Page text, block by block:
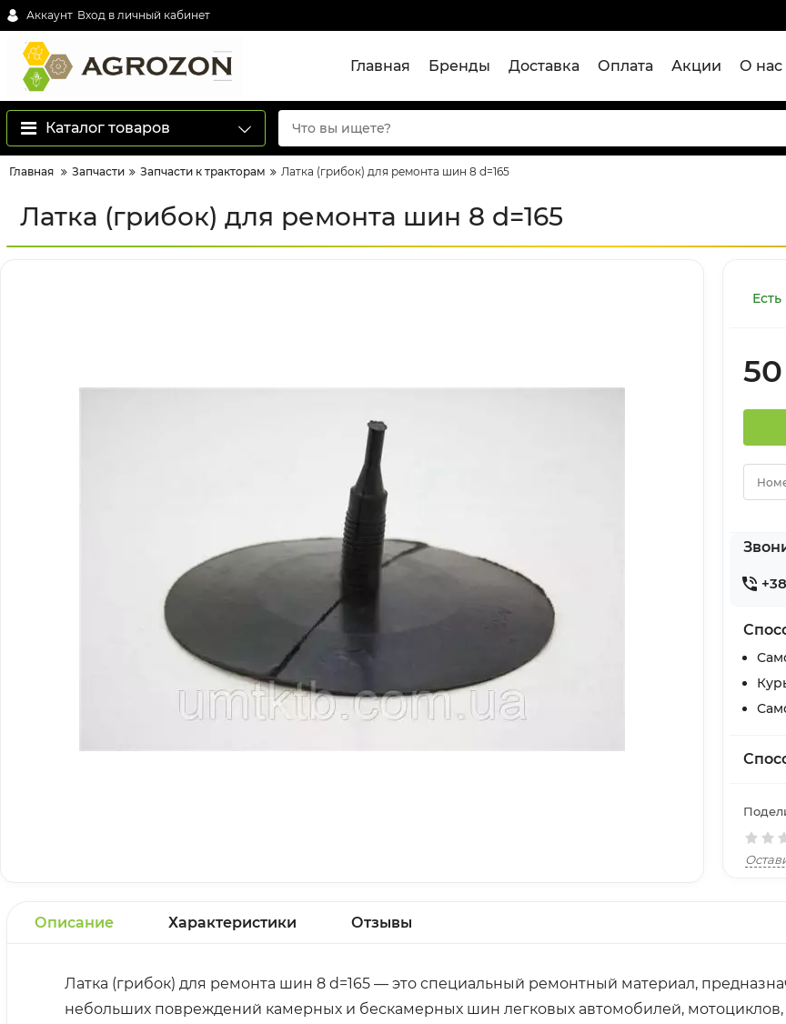
Аккаунт Вход в личный кабинет
Главная Бренды Доставка Оплата Акции О нас
Каталог товаров
Главная Запчасти Запчасти к тракторам Латка (грибок) для ремонта шин 8 d=165
Латка (грибок) для ремонта шин 8 d=165
50
Описание Характеристики Отзывы
Латка (грибок) для ремонта шин 8 d=165 — это специальный ремонтный материал,
небольших повреждений камерных и бескамерных шин легковых автомобилей,